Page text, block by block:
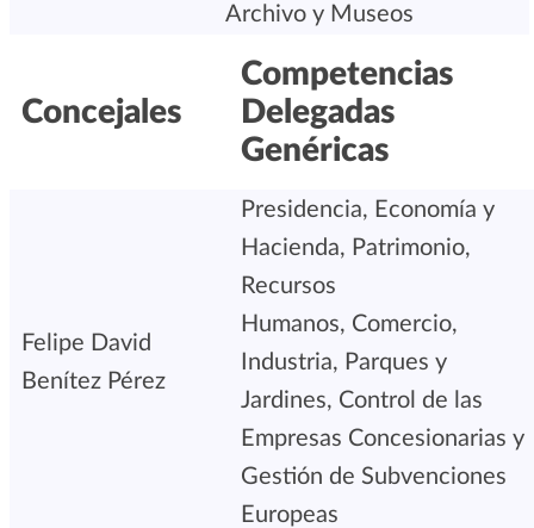
Archivo y Museos
Concejales
Competencias
Delegadas
Genéricas
Felipe David
Benítez Pérez
Presidencia, Economía y
Hacienda, Patrimonio,
Recursos
Humanos, Comercio,
Industria, Parques y
Jardines, Control de las
Empresas Concesionarias y
Gestión de Subvenciones
Europeas